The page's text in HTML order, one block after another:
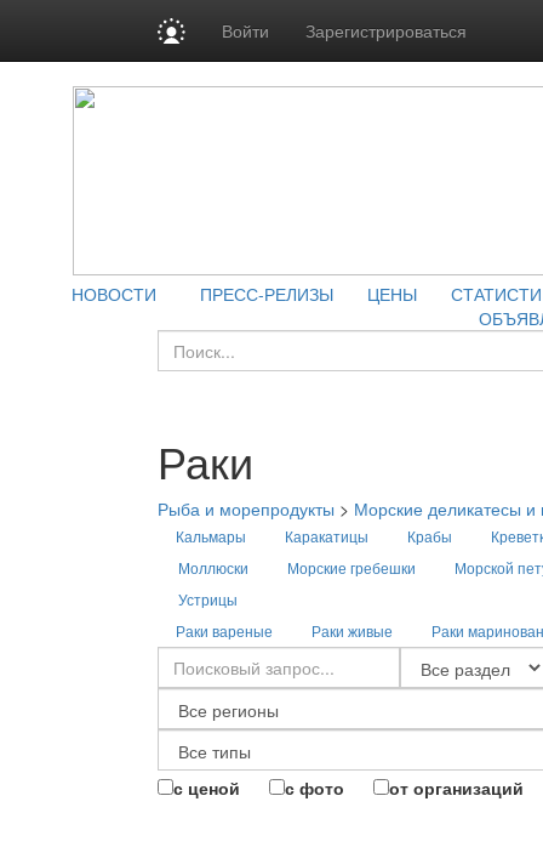
Войти Зарегистрироваться
НОВОСТИ ПРЕСС-РЕЛИЗЫ ЦЕНЫ
Раки
Рыба и морепродукты > Морские деликатесы
Кальмары Каракатицы Крабы
Моллюски
Морские гребешки
Морской
Устрицы
Раки вареные
Раки живые Раки
с ценой с фото от организаций